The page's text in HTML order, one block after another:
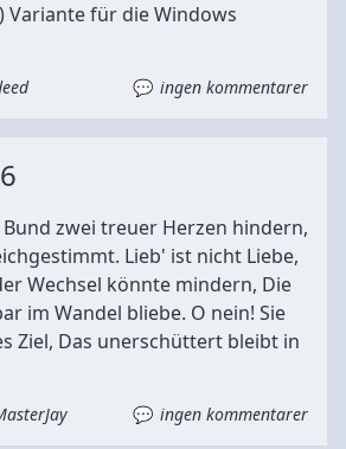
für die Windows
ingen kommentarer
zwei treuer Herzen hindern,
Lieb' ist nicht Liebe,
Wechsel könnte mindern, Die
im Wandel bliebe. O nein! Sie
Ziel, Das unerschüttert bleibt in
ingen kommentarer